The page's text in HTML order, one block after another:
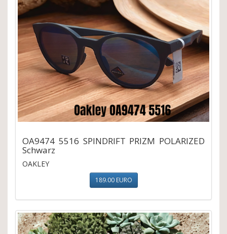
OA9474 5516 SPINDRIFT PRIZM POLARIZED
Schwarz
OAKLEY
189.00 EURO